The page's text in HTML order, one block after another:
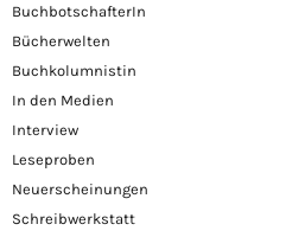
BuchbotschafterIn
Bücherwelten
Buchkolumnistin
In den Medien
Interview
Leseproben
Neuerscheinungen
Schreibwerkstatt